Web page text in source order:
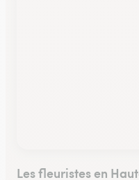
Les fleuristes en